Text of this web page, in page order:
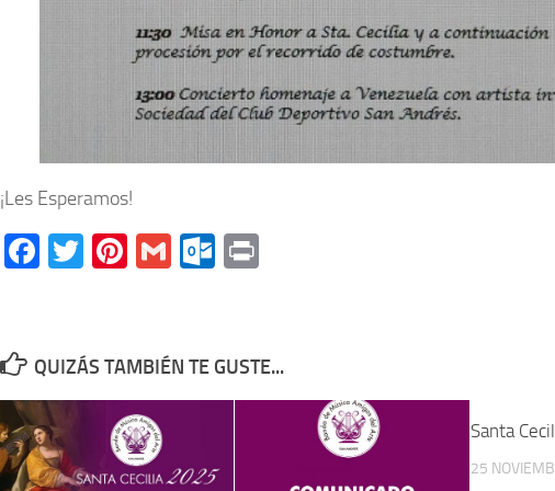
¡Les Esperamos!
Facebook
Twitter
Pinterest
GmailOutlook.com
QUIZÁS TAMBIÉN TE GUSTE...
Santa
25